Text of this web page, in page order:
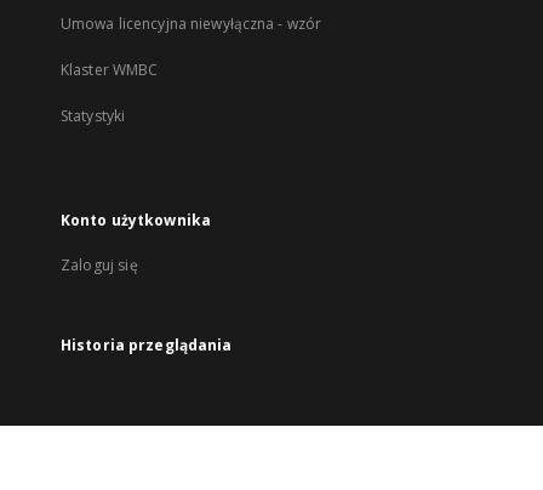
Umowa licencyjna niewyłączna - wzór
Klaster WMBC
Statystyki
Konto użytkownika
Zaloguj się
Historia przeglądania